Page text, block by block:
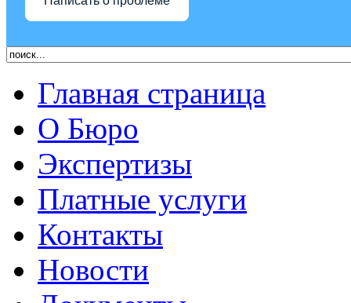
Главная страница
О Бюро
Экспертизы
Платные услуги
Контакты
Новости